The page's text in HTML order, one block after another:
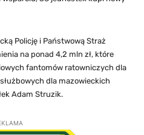
Policję i Państwową Straż
na ponad 4,2 mln zł, które
fantomów ratowniczych dla
dla mazowieckich
Adam Struzik.